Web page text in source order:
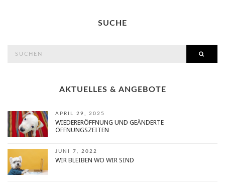
SUCHE
AKTUELLES & ANGEBOTE
APRIL 29, 2025
WIEDERERÖFFNUNG UND GEÄNDERTE
ÖFFNUNGSZEITEN
JUNI 7, 2022
WIR BLEIBEN WO WIR SIND